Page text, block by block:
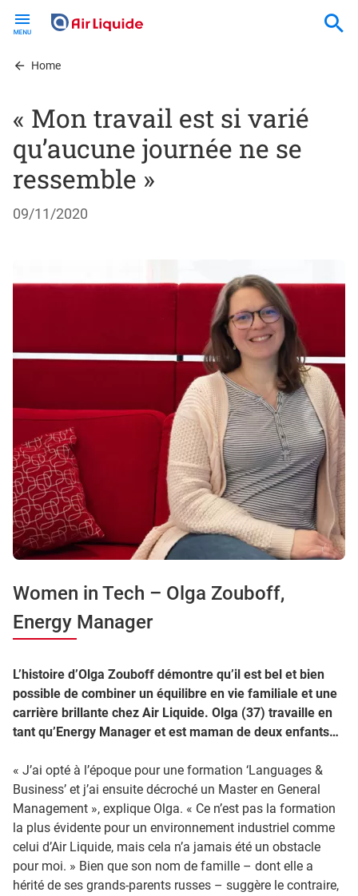
contentHome
« Mon travail est si varié
qu’aucune journée ne se
ressemble »
09/11/2020
Women in Tech – Olga Zouboff,
Energy Manager
L’histoire d’Olga Zouboff démontre qu’il est bel et bien
possible de combiner un équilibre en vie familiale et une
carrière brillante chez Air Liquide. Olga (37) travaille en
tant qu’Energy Manager et est maman de deux enfants…
« J’ai opté à l’époque pour une formation ‘Languages &
Business’ et j’ai ensuite décroché un Master en General
Management », explique Olga. « Ce n’est pas la formation
la plus évidente pour un environnement industriel comme
celui d’Air Liquide, mais cela n’a jamais été un obstacle
pour moi. » Bien que son nom de famille – dont elle a
hérité de ses grands-parents russes – suggère le contraire,